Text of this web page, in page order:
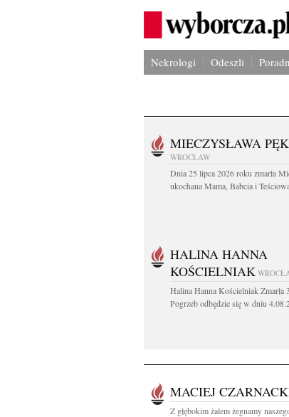
Nekrologi Odeszli
MIECZYSŁAWA
WROCŁAW
Dnia 25 lipca 2026 roku zmarła
ukochana Mama, Babcia i
HALINA HANNA
KOŚCIELNIAK
Halina Hanna Kościelniak Zmarła
Pogrzeb odbędzie się w dniu
MACIEJ
Z głębokim żalem żegnamy